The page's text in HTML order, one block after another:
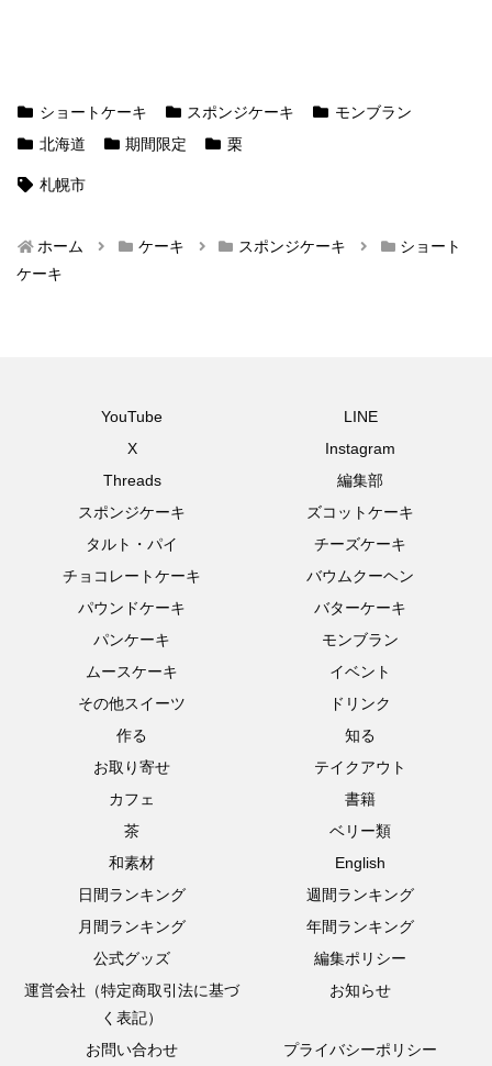
ショートケーキ スポンジケーキ
モンブラン
北海道
期間限定 栗
札幌市
ホーム ケーキ スポンジケーキ
ショート
ケーキ
YouTube
LINE
X
Instagram
Threads
編集部
スポンジケーキ
ズコットケーキ
タルト・パイ
チーズケーキ
チョコレートケーキ
バウムクーヘン
パウンドケーキ
バターケーキ
パンケーキ
モンブラン
ムースケーキ
イベント
その他スイーツ
ドリンク
作る
知る
お取り寄せ
テイクアウト
カフェ
書籍
茶
ベリー類
和素材
English
日間ランキング
週間ランキング
月間ランキング
年間ランキング
公式グッズ
編集ポリシー
運営会社（特定商取引法に基づ
く表記）
お知らせ
お問い合わせ プライバシーポリシー